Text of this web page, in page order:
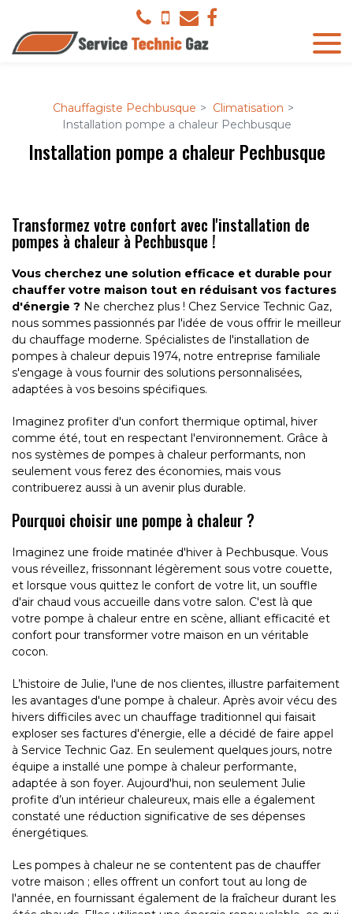
Chauffagiste Pechbusque
Climatisation
Installation pompe a chaleur Pechbusque
Installation pompe a chaleur Pechbusque
Transformez votre confort avec l'installation de
pompes à chaleur à Pechbusque !
Vous cherchez une solution efficace et durable pour
chauffer votre maison tout en réduisant vos factures
d'énergie ? Ne cherchez plus ! Chez Service Technic Gaz,
nous sommes passionnés par l'idée de vous offrir le meilleur
du chauffage moderne. Spécialistes de l'installation de
pompes à chaleur depuis 1974, notre entreprise familiale
s'engage à vous fournir des solutions personnalisées,
adaptées à vos besoins spécifiques.
Imaginez profiter d'un confort thermique optimal, hiver
comme été, tout en respectant l'environnement. Grâce à
nos systèmes de pompes à chaleur performants, non
seulement vous ferez des économies, mais vous
contribuerez aussi à un avenir plus durable.
Pourquoi choisir une pompe à chaleur ?
Imaginez une froide matinée d'hiver à Pechbusque. Vous
vous réveillez, frissonnant légèrement sous votre couette,
et lorsque vous quittez le confort de votre lit, un souffle
d'air chaud vous accueille dans votre salon. C'est là que
votre pompe à chaleur entre en scène, alliant efficacité et
confort pour transformer votre maison en un véritable
cocon.
L’histoire de Julie, l'une de nos clientes, illustre parfaitement
les avantages d'une pompe à chaleur. Après avoir vécu des
hivers difficiles avec un chauffage traditionnel qui faisait
exploser ses factures d'énergie, elle a décidé de faire appel
à Service Technic Gaz. En seulement quelques jours, notre
équipe a installé une pompe à chaleur performante,
adaptée à son foyer. Aujourd'hui, non seulement Julie
profite d’un intérieur chaleureux, mais elle a également
constaté une réduction significative de ses dépenses
énergétiques.
Les pompes à chaleur ne se contentent pas de chauffer
votre maison ; elles offrent un confort tout au long de
l'année, en fournissant également de la fraîcheur durant les
Panneau de gestion des cookies